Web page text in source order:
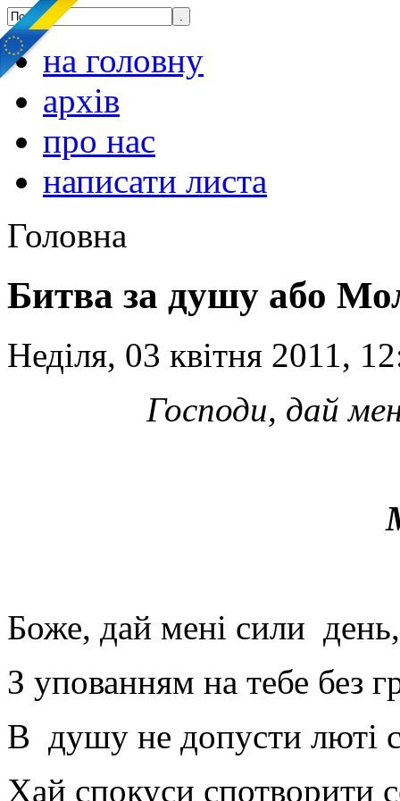
на головну
архів
про нас
написати листа
Головна
Битва за душу або
Неділя, 03 квітня 2011,
Господи, дай
Боже, дай мені сили
З упованням на тебе без
В душу не допусти люті
Хай спокуси спотворити